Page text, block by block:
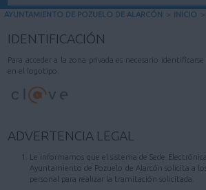
MI CARPETA
INFORMACIÓN MUNICIPAL
AYUDA
AYUNTAMIENTO DE POZUELO DE ALARCÓN > INICIO >
IDENTIFICACIÓN
Para acceder a la zona privada es necesario
en el logotipo.
ADVERTENCIA LEGAL
Le informamos que el sistema de Sede
Ayuntamiento de Pozuelo de Alarcón solicita a
personal para realizar la tramitación solicitada.